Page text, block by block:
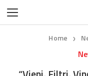
Home ❯